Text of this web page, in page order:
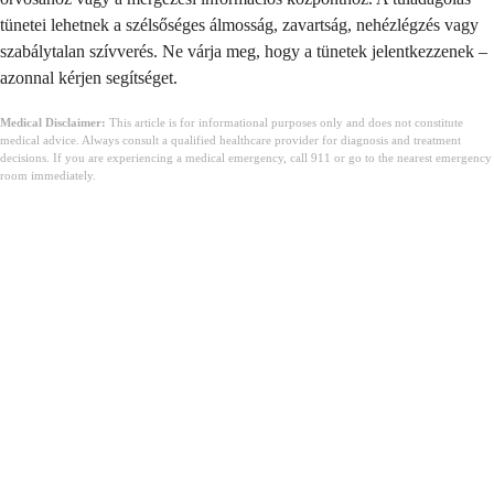
tünetei lehetnek a szélsőséges álmosság, zavartság, nehézlégzés vagy
szabálytalan szívverés. Ne várja meg, hogy a tünetek jelentkezzenek –
azonnal kérjen segítséget.
Medical Disclaimer: This article is for informational purposes only and does not constitute
medical advice. Always consult a qualified healthcare provider for diagnosis and treatment
decisions. If you are experiencing a medical emergency, call 911 or go to the nearest emergency
room immediately.